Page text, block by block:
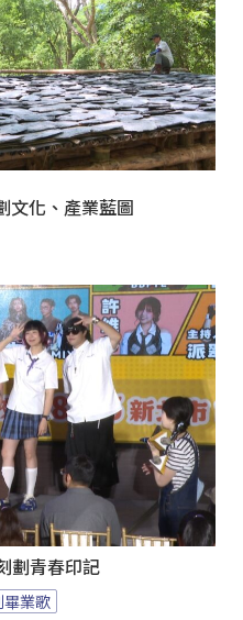
文化、產業藍圖
劃青春印記
畢業歌